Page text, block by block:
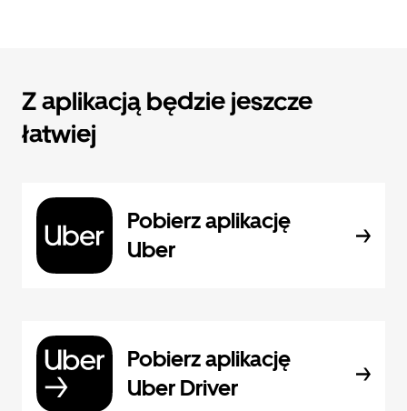
Z aplikacją będzie jeszcze
łatwiej
Pobierz aplikację
Uber
Pobierz aplikację
Uber Driver